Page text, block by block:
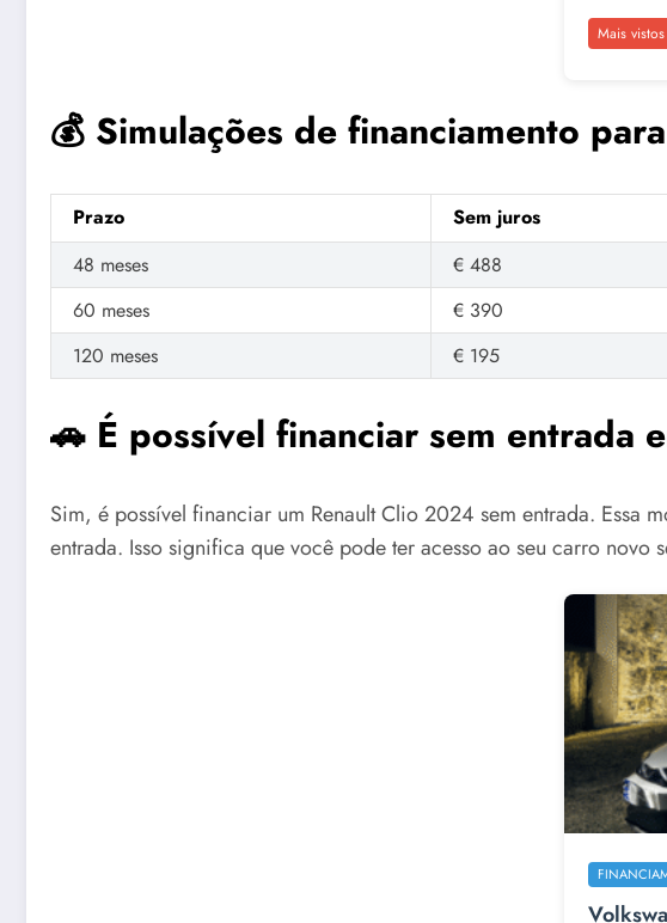
Mais vistos
💰 Simulações de financiamento
Prazo Sem juros
48 meses
€ 488
60 meses
€ 390
120 meses
€ 195
🚗 É possível financiar sem entrada
Sim, é possível financiar um Renault Clio 2024 sem entrada. Essa
entrada. Isso significa que você pode ter acesso ao seu carro